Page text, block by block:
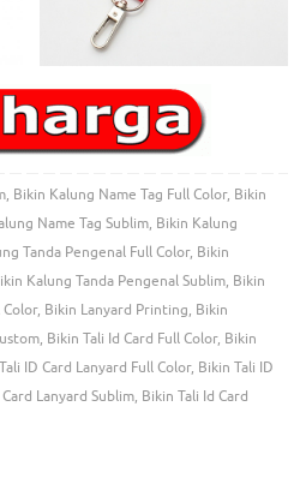
, Bikin Kalung Name Tag Full Color, Bikin
Name Tag Sublim, Bikin Kalung
Tanda Pengenal Full Color, Bikin
Kalung Tanda Pengenal Sublim, Bikin
, Bikin Lanyard Printing, Bikin
, Bikin Tali Id Card Full Color, Bikin
ID Card Lanyard Full Color, Bikin Tali ID
Lanyard Sublim, Bikin Tali Id Card